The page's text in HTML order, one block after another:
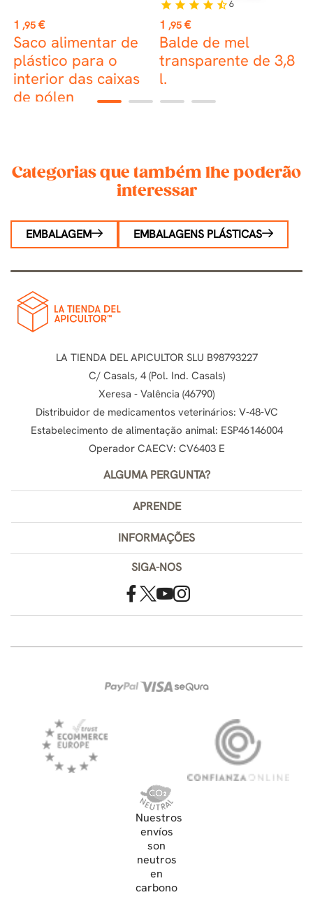
Preço
1 ,95 €
Saco alimentar de
plástico para o
interior das caixas
de pólen
Preço
1 ,95 €
Balde de mel
transparente de 3,8
l.
star star star star star_half6
1 2 3 4
Categorias que também lhe poderão
interessar
EMBALAGEM EMBALAGENS PLÁSTICAS
LA TIENDA DEL APICULTOR SLU B98793227
C/ Casals, 4 (Pol. Ind. Casals)
Xeresa - Valência (46790)
Distribuidor de medicamentos veterinários: V-48-VC
Estabelecimento de alimentação animal: ESP46146004
Operador CAECV: CV6403 E
ALGUMA PERGUNTA?
APRENDE
INFORMAÇÕES
SIGA-NOS
Nuestros
envíos
son
neutros
en
carbono